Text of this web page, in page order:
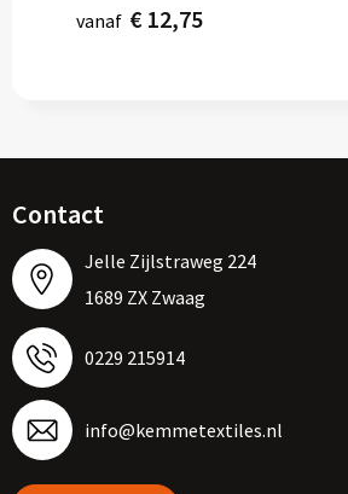
vanaf € 12,75
Contact
Jelle Zijlstraweg 224
1689 ZX Zwaag
0229 215914
info@kemmetextiles.nl